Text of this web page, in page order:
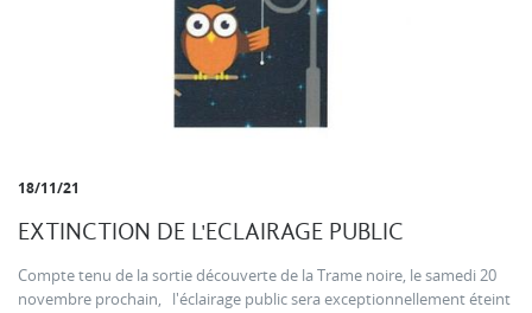
18/11/21
EXTINCTION DE L'ECLAIRAGE PUBLIC
Compte tenu de la sortie découverte de la Trame noire, le samedi 20
novembre prochain, l'éclairage public sera exceptionnellement éteint